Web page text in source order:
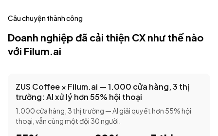
Câu chuyện thành công
Doanh nghiệp đã cải thiện CX như thế nào
với Filum.ai
ZUS Coffee × Filum.ai — 1.000 cửa hàng, 3 thị
trường: AI xử lý hơn 55% hội thoại
1.000 cửa hàng, 3 thị trường — AI giải quyết hơn 55% hội
thoại, vẫn cùng một đội 30 người.